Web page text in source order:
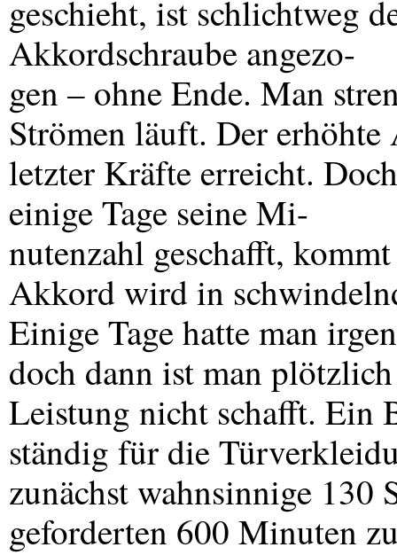
geschieht, ist schlichtweg
Akkordschraube angezo-
gen – ohne Ende. Man
Strömen läuft. Der
letzter Kräfte erreicht.
einige Tage seine Mi-
nutenzahl geschafft,
Akkord wird in
Einige Tage hatte man
doch dann ist man
Leistung nicht schafft. Ein
ständig für die
zunächst wahnsinnige 130
geforderten 600 Minuten